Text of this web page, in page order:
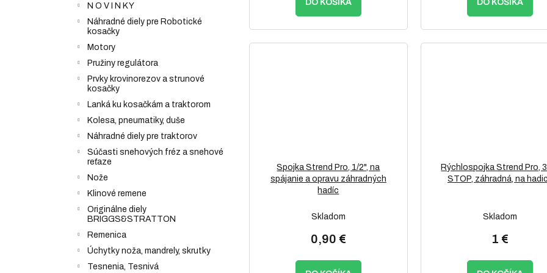
N O V I N K Y
Náhradné diely pre Robotické
kosačky
Motory
Pružiny regulátora
Prvky krovinorezov a strunové
kosačky
Lanká ku kosačkám a traktorom
Kolesa, pneumatiky, duše
Náhradné diely pre traktorov
Súčasti snehových fréz a snehové
reťaze
Nože
Klinové remene
Originálne diely
BRIGGS&STRATTON
Remenica
Úchytky noža, mandrely, skrutky
Tesnenia, Tesnivá
DO KOŠÍKA DO KOŠÍKA
Spojka Strend Pro, 1/2", na
spájanie a opravu záhradných
hadíc
Skladom
0,90 €
Rýchlospojka Strend Pro,
STOP, záhradná, na
Skladom
1 €